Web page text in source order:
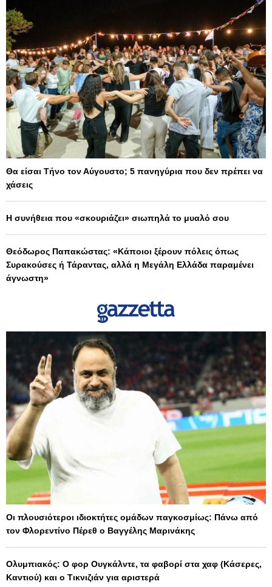
Θα είσαι Τήνο τον Αύγουστο; 5 πανηγύρια που δεν πρέπει να
χάσεις
Η συνήθεια που «σκουριάζει» σιωπηλά το μυαλό σου
Θεόδωρος Παπακώστας: «Κάποιοι ξέρουν πόλεις όπως
Συρακούσες ή Τάραντας, αλλά η Μεγάλη Ελλάδα παραμένει
άγνωστη»
Οι πλουσιότεροι ιδιοκτήτες ομάδων παγκοσμίως: Πάνω από
τον Φλορεντίνο Πέρεθ ο Βαγγέλης Μαρινάκης
Ολυμπιακός: Ο φορ Ουγκάλντε, τα φαβορί στα χαφ (Κάσερες,
Καντιού) και ο Τικνιζιάν για αριστερά